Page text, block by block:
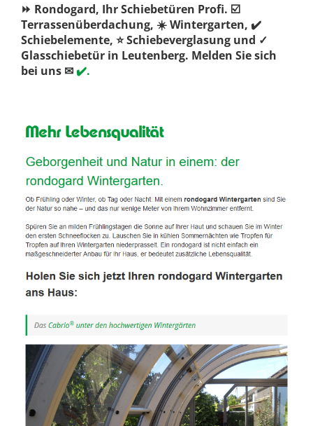
⏩ Rondogard, Ihr Schiebetüren Profi. ☑️
Terrassenüberdachung, ☀️ Wintergarten, ✔️
Schiebelemente, ⭐ Schiebeverglasung und ✓
Glasschiebetür in Leutenberg. Melden Sie sich
bei uns ✉✔️.